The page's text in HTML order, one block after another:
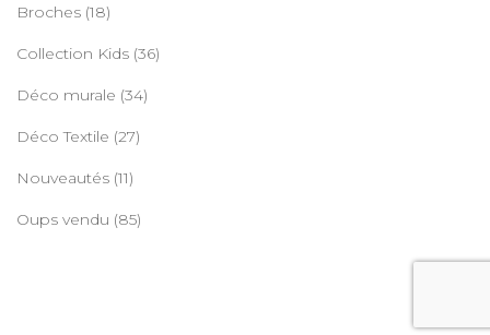
Broches (18)
Collection Kids (36)
Déco murale (34)
Déco Textile (27)
Nouveautés (11)
Oups vendu (85)